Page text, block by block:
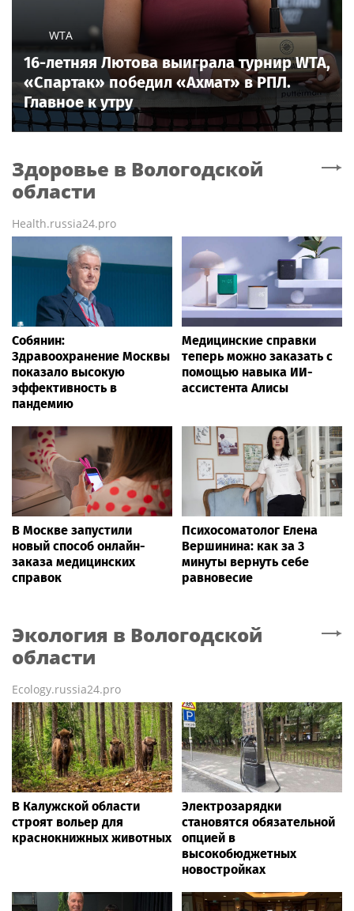
WTA
16-летняя Лютова выиграла турнир WTA,
«Спартак» победил «Ахмат» в РПЛ.
Главное к утру
Здоровье в Вологодской
области
Health.russia24.pro
Собянин:
Здравоохранение Москвы
показало высокую
эффективность в
пандемию
Медицинские справки
теперь можно заказать с
помощью навыка ИИ-
ассистента Алисы
В Москве запустили
новый способ онлайн-
заказа медицинских
справок
Психосоматолог Елена
Вершинина: как за 3
минуты вернуть себе
равновесие
Экология в Вологодской
области
Ecology.russia24.pro
В Калужской области
строят вольер для
краснокнижных животных
Электрозарядки
становятся обязательной
опцией в
высокобюджетных
новостройках